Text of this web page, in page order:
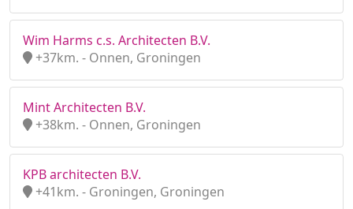
Wim Harms c.s. Architecten B.V.
+37km. - Onnen, Groningen
Mint Architecten B.V.
+38km. - Onnen, Groningen
KPB architecten B.V.
+41km. - Groningen, Groningen